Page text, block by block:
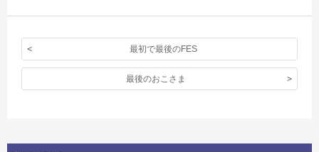
最初で最後のFES
最後のおこさま